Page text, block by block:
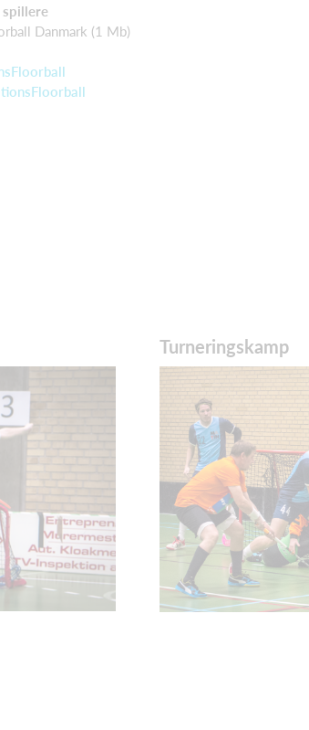
Danmark (1 Mb)
Turneringskamp